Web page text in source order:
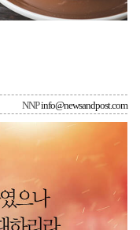
NNPinfo@newsandpost.com